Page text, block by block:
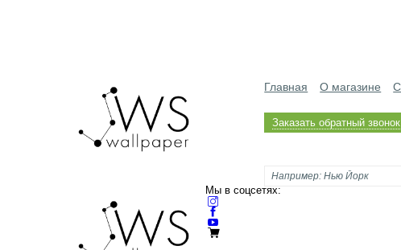
Главная О магазине
Заказать обратный звонок
Мы в соцсетях: